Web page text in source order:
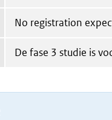
No registration
De fase 3 studie is